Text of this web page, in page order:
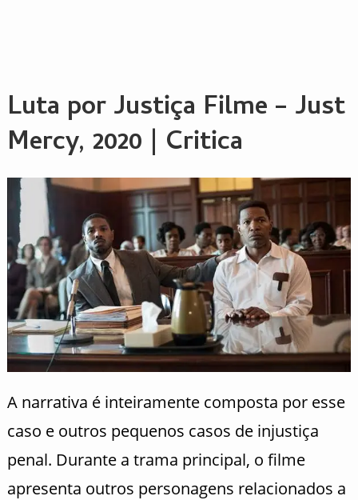
Luta por Justiça Filme – Just
Mercy, 2020 | Critica
A narrativa é inteiramente composta por esse
caso e outros pequenos casos de injustiça
penal. Durante a trama principal, o filme
apresenta outros personagens relacionados a